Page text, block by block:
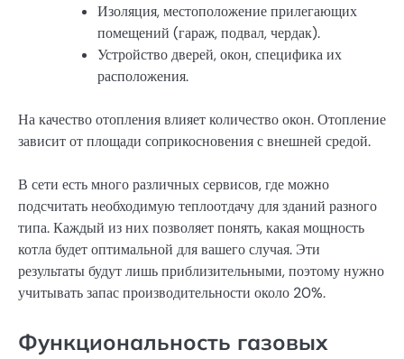
Изоляция, местоположение прилегающих
помещений (гараж, подвал, чердак).
Устройство дверей, окон, специфика их
расположения.
На качество отопления влияет количество окон. Отопление
зависит от площади соприкосновения с внешней средой.
В сети есть много различных сервисов, где можно
подсчитать необходимую теплоотдачу для зданий разного
типа. Каждый из них позволяет понять, какая мощность
котла будет оптимальной для вашего случая. Эти
результаты будут лишь приблизительными, поэтому нужно
учитывать запас производительности около 20%.
Функциональность газовых